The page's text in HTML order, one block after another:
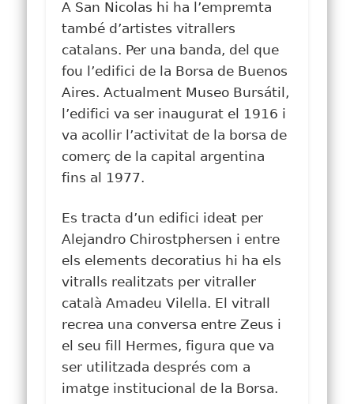
A San Nicolas hi ha l’empremta
també d’artistes vitrallers
catalans. Per una banda, del que
fou l’edifici de la Borsa de Buenos
Aires. Actualment Museo Bursátil,
l’edifici va ser inaugurat el 1916 i
va acollir l’activitat de la borsa de
comerç de la capital argentina
fins al 1977.
Es tracta d’un edifici ideat per
Alejandro Chirostphersen i entre
els elements decoratius hi ha els
vitralls realitzats per vitraller
català Amadeu Vilella. El vitrall
recrea una conversa entre Zeus i
el seu fill Hermes, figura que va
ser utilitzada després com a
imatge institucional de la Borsa.